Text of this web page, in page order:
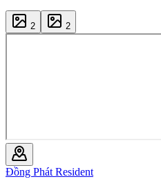
2 2
Đồng Phát Resident